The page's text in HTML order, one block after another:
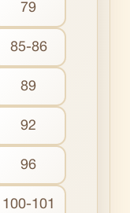
79
85-86
89
92
96
100-101